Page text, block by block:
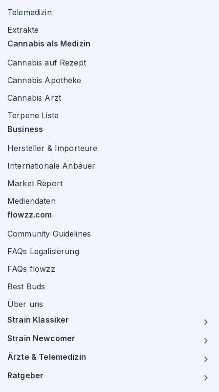
Telemedizin
Extrakte
Cannabis als Medizin
Cannabis auf Rezept
Cannabis Apotheke
Cannabis Arzt
Terpene Liste
Business
Hersteller & Importeure
Internationale Anbauer
Market Report
Mediendaten
flowzz.com
Community Guidelines
FAQs Legalisierung
FAQs flowzz
Best Buds
Über uns
Strain Klassiker
Strain Newcomer
Ärzte & Telemedizin
Ratgeber